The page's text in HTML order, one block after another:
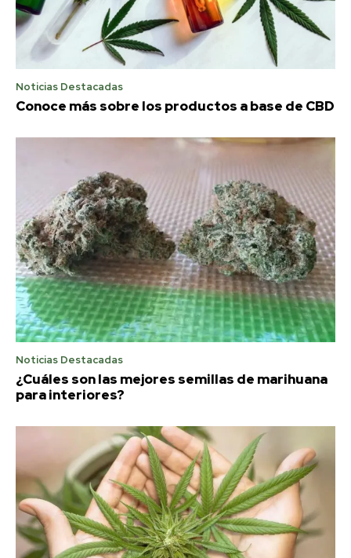
Noticias Destacadas
Conoce más sobre los productos a base de CBD
Noticias Destacadas
¿Cuáles son las mejores semillas de marihuana
para interiores?